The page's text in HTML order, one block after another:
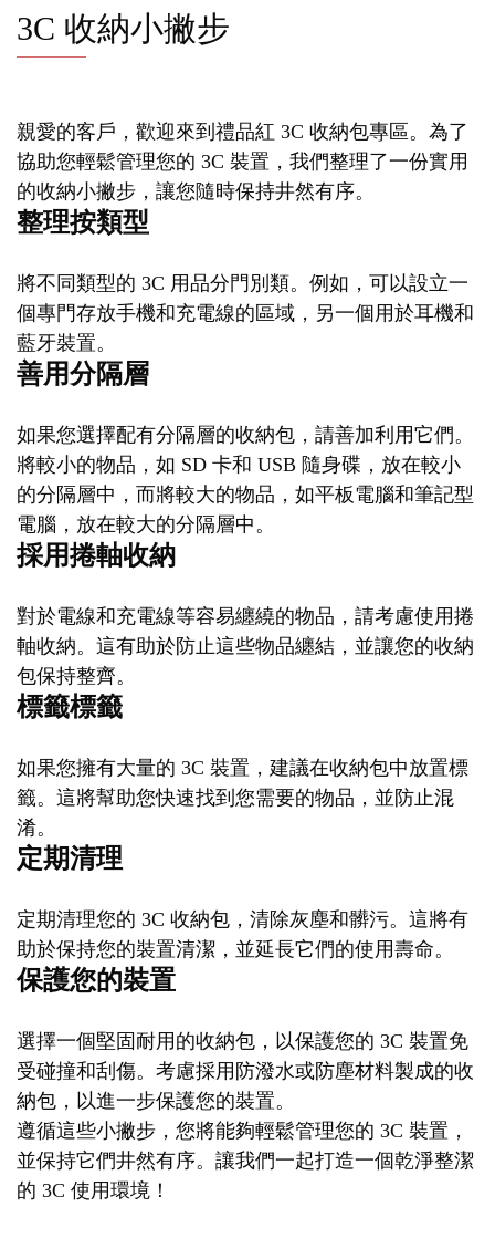
3C 收納小撇步
親愛的客戶，歡迎來到禮品紅 3C 收納包專區。為了
協助您輕鬆管理您的 3C 裝置，我們整理了一份實用
的收納小撇步，讓您隨時保持井然有序。
整理按類型
將不同類型的 3C 用品分門別類。例如，可以設立一
個專門存放手機和充電線的區域，另一個用於耳機和
藍牙裝置。
善用分隔層
如果您選擇配有分隔層的收納包，請善加利用它們。
將較小的物品，如 SD 卡和 USB 隨身碟，放在較小
的分隔層中，而將較大的物品，如平板電腦和筆記型
電腦，放在較大的分隔層中。
採用捲軸收納
對於電線和充電線等容易纏繞的物品，請考慮使用捲
軸收納。這有助於防止這些物品纏結，並讓您的收納
包保持整齊。
標籤標籤
如果您擁有大量的 3C 裝置，建議在收納包中放置標
籤。這將幫助您快速找到您需要的物品，並防止混
淆。
定期清理
定期清理您的 3C 收納包，清除灰塵和髒污。這將有
助於保持您的裝置清潔，並延長它們的使用壽命。
保護您的裝置
選擇一個堅固耐用的收納包，以保護您的 3C 裝置免
受碰撞和刮傷。考慮採用防潑水或防塵材料製成的收
納包，以進一步保護您的裝置。
遵循這些小撇步，您將能夠輕鬆管理您的 3C 裝置，
並保持它們井然有序。讓我們一起打造一個乾淨整潔
的 3C 使用環境！